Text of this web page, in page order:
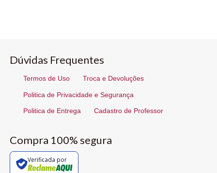
Dúvidas Frequentes
Termos de Uso Troca e Devoluções
Politica de Privacidade e Segurança
Politica de Entrega Cadastro de Professor
Compra 100% segura
Verificada por